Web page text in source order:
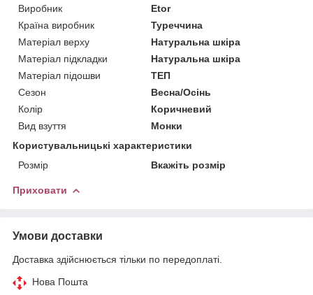
Виробник
Etor
Країна виробник
Туреччина
Матеріал верху
Натуральна шкіра
Матеріал підкладки
Натуральна шкіра
Матеріал підошви
ТЕП
Сезон
Весна/Осінь
Колір
Коричневий
Вид взуття
Монки
Користувальницькі характеристики
Розмір
Вкажіть розмір
Приховати
Умови доставки
Доставка здійснюється тільки по передоплаті.
Нова Пошта